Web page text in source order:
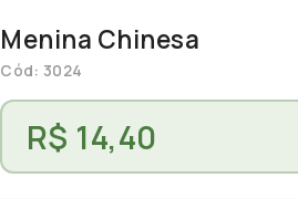
Menina Chinesa
Cód: 3024
R$ 14,40